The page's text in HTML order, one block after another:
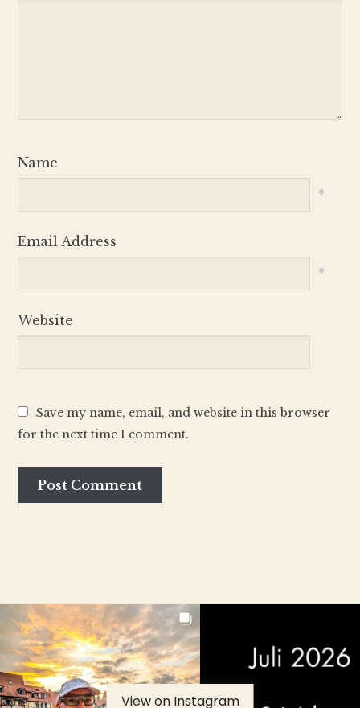
Name
*
Email Address
*
Website
Save my name, email, and website in this browser
for the next time I comment.
View on Instagram